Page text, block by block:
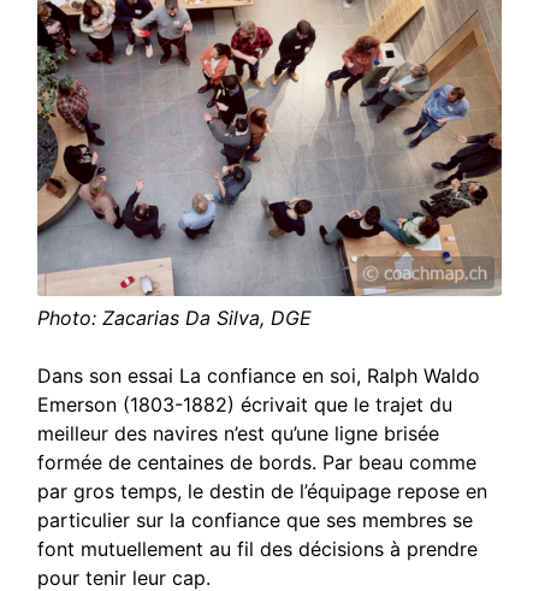
Photo: Zacarias Da Silva, DGE
Dans son essai La confiance en soi, Ralph Waldo
Emerson (1803-1882) écrivait que le trajet du
meilleur des navires n’est qu’une ligne brisée
formée de centaines de bords. Par beau comme
par gros temps, le destin de l’équipage repose en
particulier sur la confiance que ses membres se
font mutuellement au fil des décisions à prendre
pour tenir leur cap.